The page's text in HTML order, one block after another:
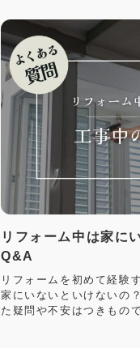
リフォーム中は家に
Q&A
リフォームを初めて経験
家にいないといけないの
た疑問や不安はつきもの